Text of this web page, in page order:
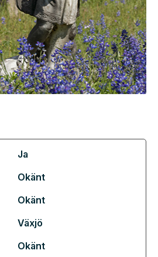
Ja
Okänt
Okänt
Växjö
Okänt